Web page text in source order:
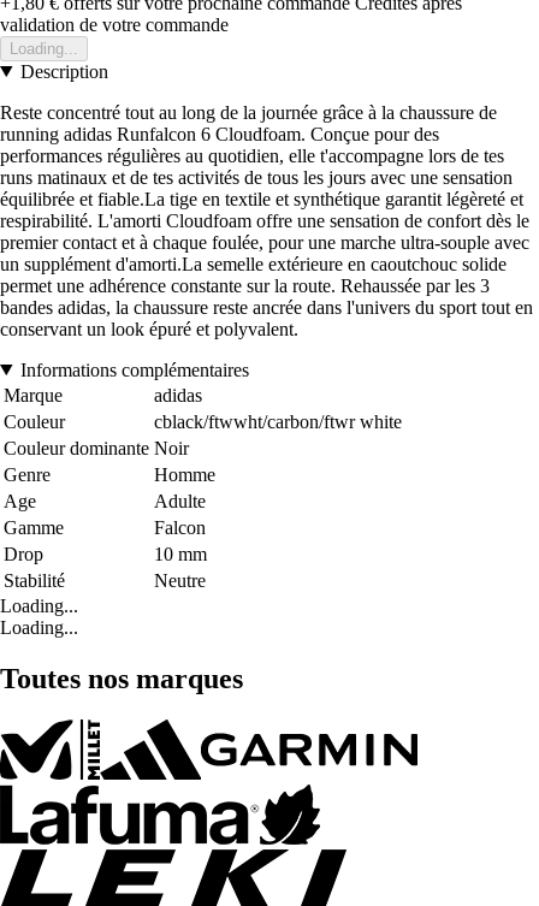
validation de votre commande
Loading...
Description
Reste concentré tout au long de la journée grâce à la chaussure de
running adidas Runfalcon 6 Cloudfoam. Conçue pour des
performances régulières au quotidien, elle t'accompagne lors de tes
runs matinaux et de tes activités de tous les jours avec une sensation
équilibrée et fiable.La tige en textile et synthétique garantit légèreté et
respirabilité. L'amorti Cloudfoam offre une sensation de confort dès le
premier contact et à chaque foulée, pour une marche ultra-souple avec
un supplément d'amorti.La semelle extérieure en caoutchouc solide
permet une adhérence constante sur la route. Rehaussée par les 3
bandes adidas, la chaussure reste ancrée dans l'univers du sport tout en
conservant un look épuré et polyvalent.
Informations complémentaires
Marque
adidas
Couleur
cblack/ftwwht/carbon/ftwr white
Couleur dominante Noir
Genre
Homme
Age
Adulte
Gamme
Falcon
Drop
10 mm
Stabilité
Neutre
Loading...
Loading...
Toutes nos marques